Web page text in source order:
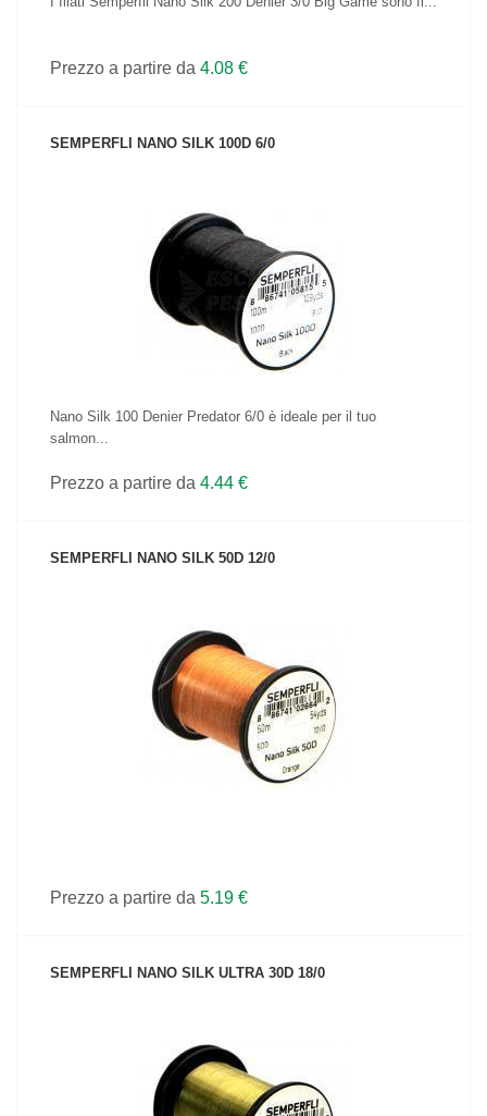
Prezzo a partire da 4.08 €
SEMPERFLI NANO SILK 100D 6/0
VEDI IL PRODOTTO
Nano Silk 100 Denier Predator 6/0 è ideale per il tuo
salmon...
Prezzo a partire da 4.44 €
SEMPERFLI NANO SILK 50D 12/0
VEDI IL PRODOTTO
Prezzo a partire da 5.19 €
SEMPERFLI NANO SILK ULTRA 30D 18/0
VEDI IL PRODOTTO